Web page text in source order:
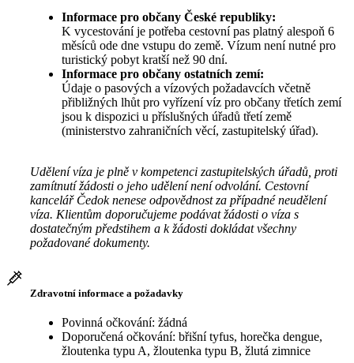
Informace pro občany České republiky:
K vycestování je potřeba cestovní pas platný alespoň 6
měsíců ode dne vstupu do země. Vízum není nutné pro
turistický pobyt kratší než 90 dní.
Informace pro občany ostatních zemí:
Údaje o pasových a vízových požadavcích včetně
přibližných lhůt pro vyřízení víz pro občany třetích zemí
jsou k dispozici u příslušných úřadů třetí země
(ministerstvo zahraničních věcí, zastupitelský úřad).
Udělení víza je plně v kompetenci zastupitelských úřadů, proti
zamítnutí žádosti o jeho udělení není odvolání. Cestovní
kancelář Čedok nenese odpovědnost za případné neudělení
víza. Klientům doporučujeme podávat žádosti o víza s
dostatečným předstihem a k žádosti dokládat všechny
požadované dokumenty.
Zdravotní informace a požadavky
Povinná očkování: žádná
Doporučená očkování: břišní tyfus, horečka dengue,
žloutenka typu A, žloutenka typu B, žlutá zimnice